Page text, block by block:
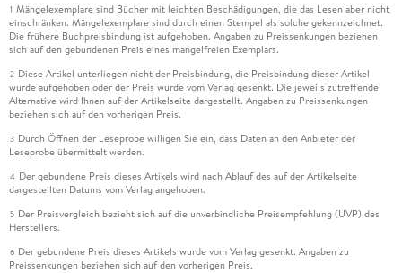
1 Mängelexemplare sind Bücher mit leichten Beschädigungen, die das Lesen aber nicht
einschränken. Mängelexemplare sind durch einen Stempel als solche gekennzeichnet.
Die frühere Buchpreisbindung ist aufgehoben. Angaben zu Preissenkungen beziehen
sich auf den gebundenen Preis eines mangelfreien Exemplars.
2 Diese Artikel unterliegen nicht der Preisbindung, die Preisbindung dieser Artikel
wurde aufgehoben oder der Preis wurde vom Verlag gesenkt. Die jeweils zutreffende
Alternative wird Ihnen auf der Artikelseite dargestellt. Angaben zu Preissenkungen
beziehen sich auf den vorherigen Preis.
3 Durch Öffnen der Leseprobe willigen Sie ein, dass Daten an den Anbieter der
Leseprobe übermittelt werden.
4 Der gebundene Preis dieses Artikels wird nach Ablauf des auf der Artikelseite
dargestellten Datums vom Verlag angehoben.
5 Der Preisvergleich bezieht sich auf die unverbindliche Preisempfehlung (UVP) des
Herstellers.
6 Der gebundene Preis dieses Artikels wurde vom Verlag gesenkt. Angaben zu
Preissenkungen beziehen sich auf den vorherigen Preis.